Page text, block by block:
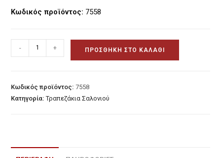
Κωδικός προϊόντος: 7558
Τραπέζι
σαλονιού
- + ΠΡΟΣΘΉΚΗ ΣΤΟ ΚΑΛΆΘΙ
Κωδικός προϊόντος:7558
Κατηγορία:Τραπεζάκια Σαλονιού